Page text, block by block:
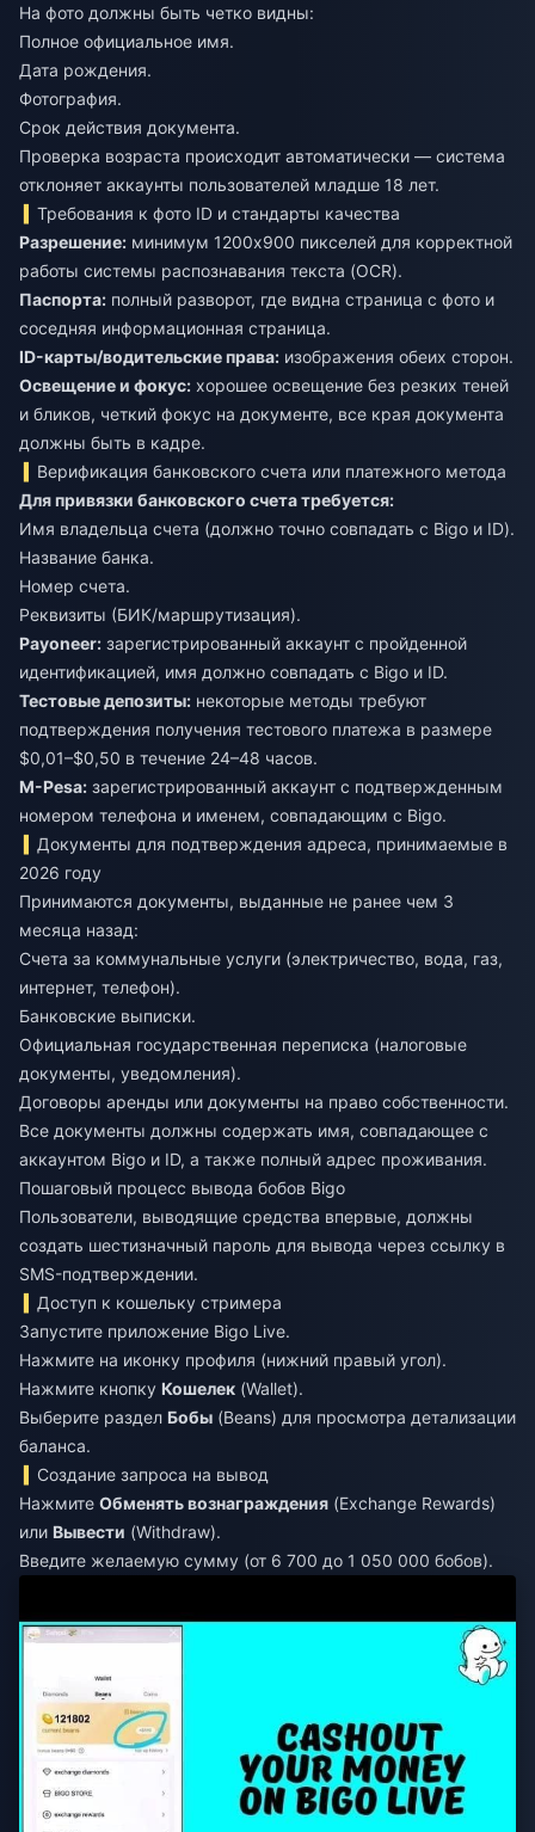
На фото должны быть четко видны:
Полное официальное имя.
Дата рождения.
Фотография.
Срок действия документа.
Проверка возраста происходит автоматически — система
отклоняет аккаунты пользователей младше 18 лет.
Требования к фото ID и стандарты качества
Разрешение: минимум 1200x900 пикселей для корректной
работы системы распознавания текста (OCR).
Паспорта: полный разворот, где видна страница с фото и
соседняя информационная страница.
ID-карты/водительские права: изображения обеих сторон.
Освещение и фокус: хорошее освещение без резких теней
и бликов, четкий фокус на документе, все края документа
должны быть в кадре.
Верификация банковского счета или платежного метода
Для привязки банковского счета требуется:
Имя владельца счета (должно точно совпадать с Bigo и ID).
Название банка.
Номер счета.
Реквизиты (БИК/маршрутизация).
Payoneer: зарегистрированный аккаунт с пройденной
идентификацией, имя должно совпадать с Bigo и ID.
Тестовые депозиты: некоторые методы требуют
подтверждения получения тестового платежа в размере
$0,01–$0,50 в течение 24–48 часов.
M-Pesa: зарегистрированный аккаунт с подтвержденным
номером телефона и именем, совпадающим с Bigo.
Документы для подтверждения адреса, принимаемые в
2026 году
Принимаются документы, выданные не ранее чем 3
месяца назад:
Счета за коммунальные услуги (электричество, вода, газ,
интернет, телефон).
Банковские выписки.
Официальная государственная переписка (налоговые
документы, уведомления).
Договоры аренды или документы на право собственности.
Все документы должны содержать имя, совпадающее с
аккаунтом Bigo и ID, а также полный адрес проживания.
Пошаговый процесс вывода бобов Bigo
Пользователи, выводящие средства впервые, должны
создать шестизначный пароль для вывода через ссылку в
SMS-подтверждении.
Доступ к кошельку стримера
Запустите приложение Bigo Live.
Нажмите на иконку профиля (нижний правый угол).
Нажмите кнопку Кошелек (Wallet).
Выберите раздел Бобы (Beans) для просмотра детализации
баланса.
Создание запроса на вывод
Нажмите Обменять вознаграждения (Exchange Rewards)
или Вывести (Withdraw).
Введите желаемую сумму (от 6 700 до 1 050 000 бобов).